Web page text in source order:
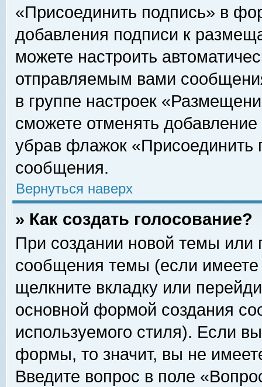
«Присоединить подпись» в
добавления подписи к
можете настроить
отправляемым вами
в группе настроек
сможете отменять
убрав флажок «Присоединить
сообщения.
Вернуться наверх
» Как создать голосование?
При создании новой темы или
сообщения темы (если
щелкните вкладку или
основной формой создания
используемого стиля). Если
формы, то значит, вы не
Введите вопрос в поле